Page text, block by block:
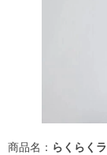
商品名： らくらく